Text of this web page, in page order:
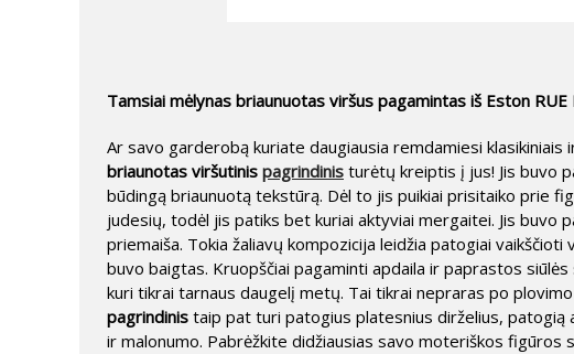
Tamsiai mėlynas briaunuotas viršus pagamintas iš Eston RUE
Ar savo garderobą kuriate daugiausia remdamiesi
briaunotas viršutinis pagrindinis turėtų kreiptis į jus! Jis buvo
būdingą briaunuotą tekstūrą. Dėl to jis puikiai prisitaiko prie
judesių, todėl jis patiks bet kuriai aktyviai mergaitei. Jis buvo
priemaiša. Tokia žaliavų kompozicija leidžia patogiai
buvo baigtas. Kruopščiai pagaminti apdaila ir paprastos
kuri tikrai tarnaus daugelį metų. Tai tikrai nepraras po
pagrindinis taip pat turi patogius platesnius dirželius, patogią
ir malonumo. Pabrėžkite didžiausias savo moteriškos figūros